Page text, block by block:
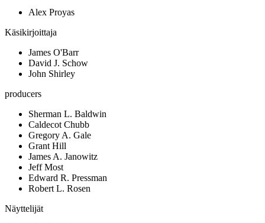
Alex Proyas
Käsikirjoittaja
James O'Barr
David J. Schow
John Shirley
producers
Sherman L. Baldwin
Caldecot Chubb
Gregory A. Gale
Grant Hill
James A. Janowitz
Jeff Most
Edward R. Pressman
Robert L. Rosen
Näyttelijät